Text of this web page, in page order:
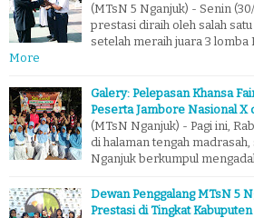
(MTsN 5 Nganjuk) - Senin
prestasi diraih oleh salah
setelah meraih juara 3 lomba
More
Galery: Pelepasan Khansa
Peserta Jambore Nasional X
(MTsN Nganjuk) - Pagi ini,
di halaman tengah
Nganjuk berkumpul
Dewan Penggalang MTsN 5
Prestasi di Tingkat